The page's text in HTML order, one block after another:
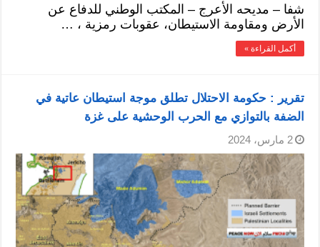
شفا – مديحه الأعرج – المكتب الوطني للدفاع عن
الأرض ومقاومة الاستيطان، عقوبات رمزية ، …
أكمل القراءة »
تقرير : حكومة الاحتلال تطلق موجة استيطان عاتية في
الضفة بالتوازي مع الحرب الوحشية على غزة‎‏
2 مارس، 2024